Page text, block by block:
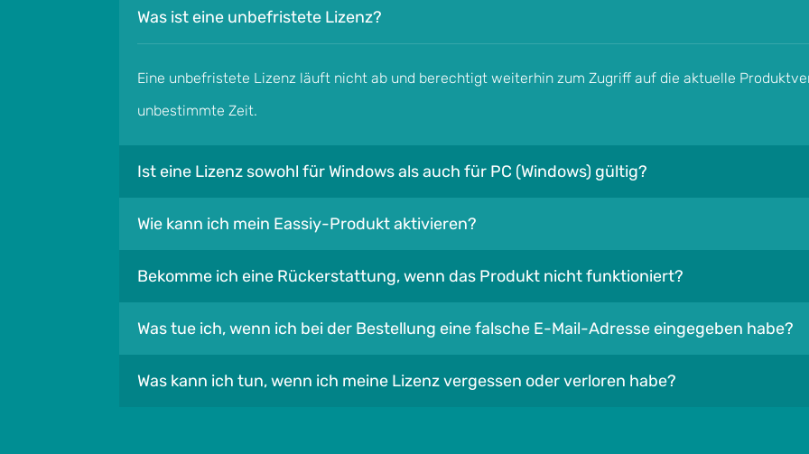
Was ist eine unbefristete Lizenz?
Eine unbefristete Lizenz läuft nicht ab und berechtigt weiterhin zum Zugriff auf die aktuelle
unbestimmte Zeit.
Ist eine Lizenz sowohl für Windows als auch für PC (Windows) gültig?
Wie kann ich mein Eassiy-Produkt aktivieren?
Bekomme ich eine Rückerstattung, wenn das Produkt nicht funktioniert?
Was tue ich, wenn ich bei der Bestellung eine falsche E-Mail-Adresse eingegeben habe?
Was kann ich tun, wenn ich meine Lizenz vergessen oder verloren habe?